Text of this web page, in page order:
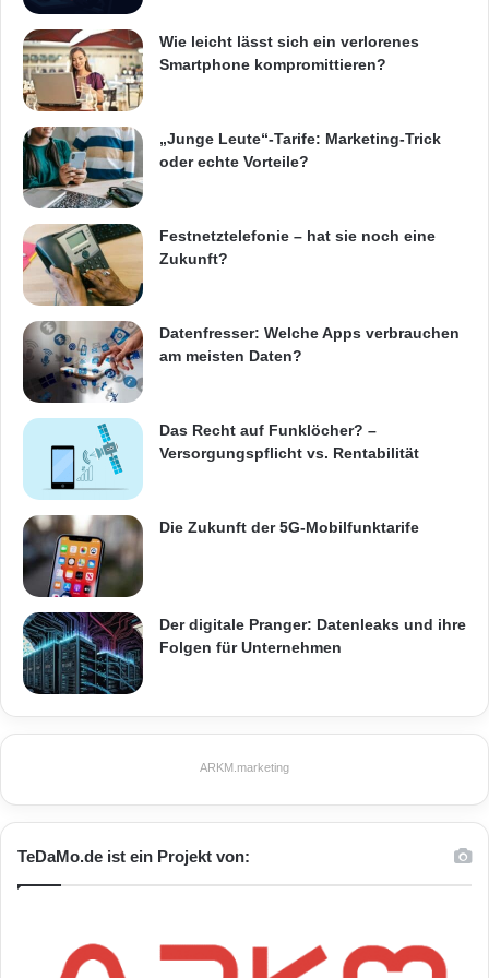
Satelliten bereitgestellt: ein offener Dienst
(2014), ein öffentlich-regulierter Dienst [
0/1301format=HTMLaged=1language=DEguiL
anguage=en ] (2016) und ein Such- und
Rettungsdienst (2014). Zu einem späteren
Zeitpunkt wird noch ein kommerzieller Dienst
hinzukommen, mit dem zwei verschlüsselte
Signale für einen höheren Datendurchsatz und
genauere authentifizierte Daten kombiniert
werden.
Weitere Informationen
Weitere Informationen zu Galileo finden Sie
unter:
1. Der Wettbewerb in Belgien [
sroom/cf/itemlongdetail.cfm?
item_id=5284lang=en ]
Der Wettbewerb in Bulgarien [
Orginal-Meldung:
Wie leicht lässt sich ein verlorenes
Smartphone kompromittieren?
„Junge Leute“-Tarife: Marketing-Trick
oder echte Vorteile?
Festnetztelefonie – hat sie noch eine
Zukunft?
Datenfresser: Welche Apps verbrauchen
am meisten Daten?
Das Recht auf Funklöcher? –
Versorgungspflicht vs. Rentabilität
Die Zukunft der 5G-Mobilfunktarife
Der digitale Pranger: Datenleaks und ihre
Folgen für Unternehmen
ARKM.marketing
TeDaMo.de ist ein Projekt von: